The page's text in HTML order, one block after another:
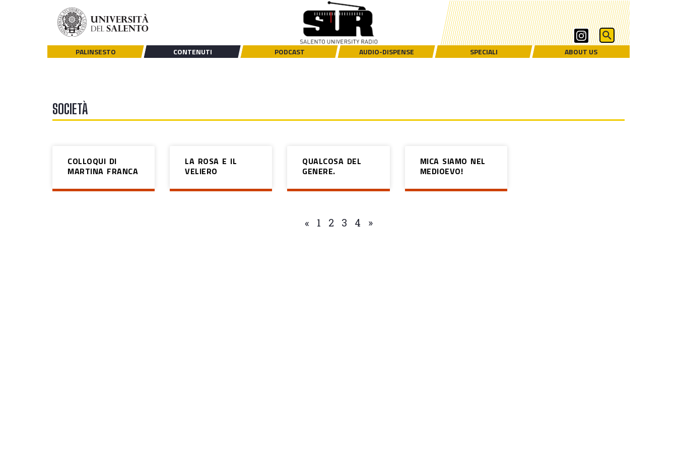
PALINSESTO CONTENUTI PODCAST AUDIO-DISPENSE SPECIALI ABOUT US
SOCIETÀ
COLLOQUI DI
MARTINA FRANCA
LA ROSA E IL
VELIERO
QUALCOSA DEL
GENERE.
MICA SIAMO NEL
MEDIOEVO!
« 1 2 3 4 »